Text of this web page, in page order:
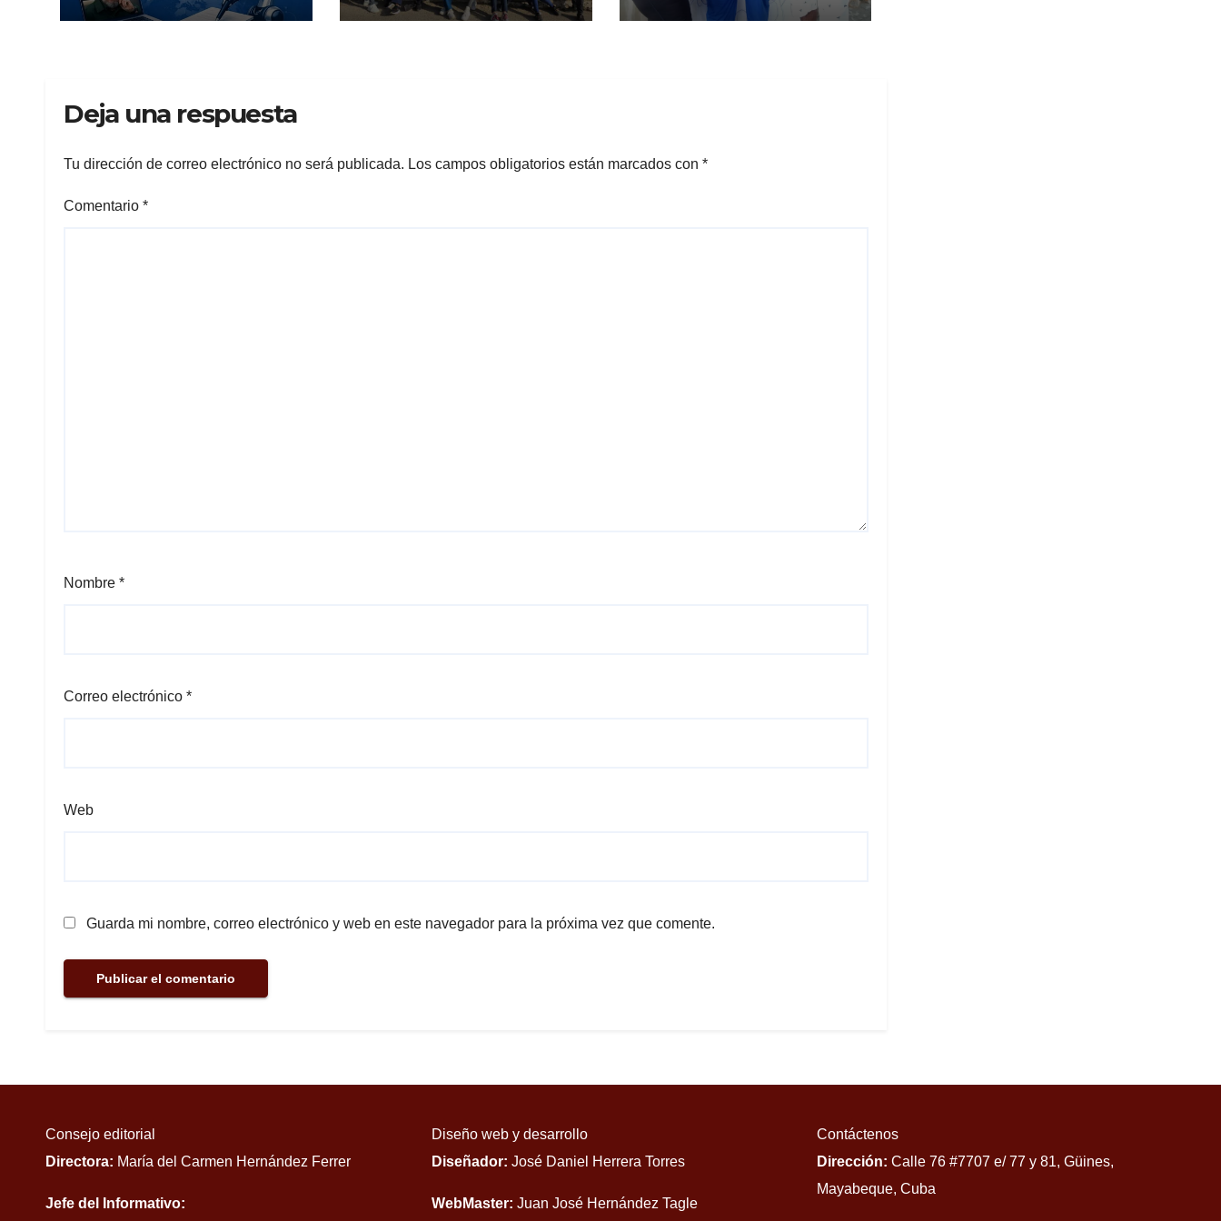
Deja una respuesta
Tu dirección de correo electrónico no será publicada. Los campos obligatorios están marcados con *
Comentario *
Nombre *
Correo electrónico *
Web
Guarda mi nombre, correo electrónico y web en este navegador para la próxima vez que comente.
Consejo editorial
Directora: María del Carmen Hernández Ferrer
Jefe del Informativo:
Diseño web y desarrollo
Diseñador: José Daniel Herrera Torres
WebMaster: Juan José Hernández Tagle
Contáctenos
Dirección: Calle 76 #7707 e/ 77 y 81, Güines,
Mayabeque, Cuba